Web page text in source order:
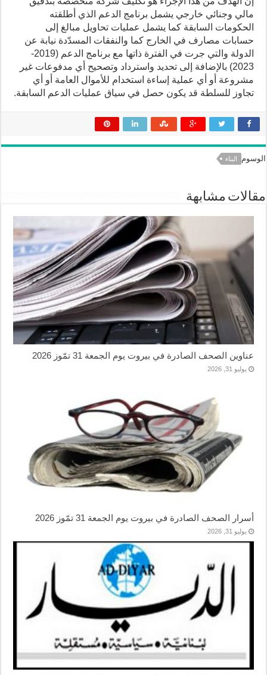
مالي وجنائي خارجي يشمل برنامج الدعم الذي أطلقته
الحكومات السابقة كما يشمل عمليات تحاويل مبالغ إلى
حسابات مصارف في الخارج كما والنفقات المسدّدة نيابة عن
الدولة والتي جرت في الفترة ذاتها مع برنامج الدعم (2019-
2023) بالإضافة إلى تحديد واسترداد وتصحيح أي مدفوعات غير
مشروعة أو أي عملية إساءة استخدام للأموال العامة أو أي
تجاوز للسلطة قد يكون حصل في سياق عمليات الدعم السابقة.
الوسوم البناء
مقالات مشابهة
عناوين الصحف الصادرة في بيروت يوم الجمعة 31 تمّوز 2026
يوليو 31, 2026
أسرار الصحف الصادرة في بيروت يوم الجمعة 31 تمّوز 2026
يوليو 31, 2026